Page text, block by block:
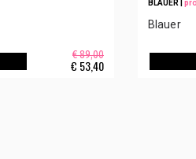
€ 89,00
€ 53,40
BLAUER
Blauer